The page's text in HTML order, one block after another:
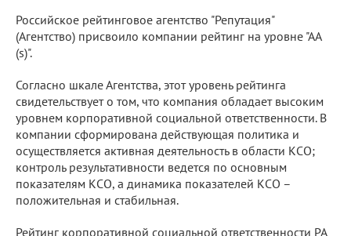
Российское рейтинговое агентство "Репутация"
(Агентство) присвоило компании рейтинг на уровне "АА
(s)".
Согласно шкале Агентства, этот уровень рейтинга
свидетельствует о том, что компания обладает высоким
уровнем корпоративной социальной ответственности. В
компании сформирована действующая политика и
осуществляется активная деятельность в области КСО;
контроль результативности ведется по основным
показателям КСО, а динамика показателей КСО –
положительная и стабильная.
Рейтинг корпоративной социальной ответственности РА